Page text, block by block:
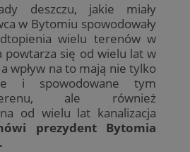
deszczu, jakie miały
w Bytomiu spowodowały
wielu terenów w
powtarza się od wielu lat w
wpływ na to mają nie tylko
i spowodowane tym
ale również
od wielu lat kanalizacja
prezydent Bytomia
.